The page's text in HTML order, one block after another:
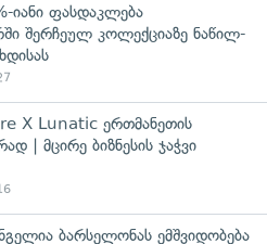
იანი ფასდაკლება
შერჩეულ კოლექციაზე ნაწილ-
X Lunatic ერთმანეთის
| მცირე ბიზნესის ჯაჭვი
ბარსელონას ემშვიდობება